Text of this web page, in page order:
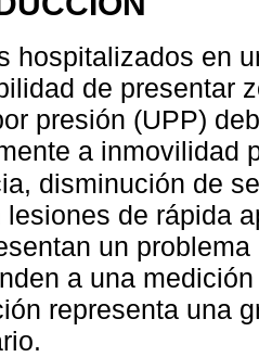
hospitalizados en
de presentar
presión (UPP)
a inmovilidad
disminución de
lesiones de rápida
un
a una
representa una